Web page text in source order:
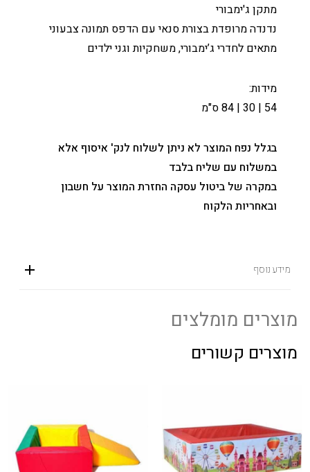
מתקן ג'ימבורי
נדנדה מרופדת בצורת סנאי עם הדפס תמונה צבעוני
מתאים לחדרי ג’ימבורי, משחקיות וגני ילדים
מידות:
54 | 30 | 84 ס"מ
בגלל נפח המוצר לא ניתן לשלוח לנק' איסוף אלא
במשלוח עם שליח בלבד
במקרה של ביטול עסקה החזרת המוצר על חשבון
ובאחריות הלקוח
מידע נוסף
מוצרים מומלצים
מוצרים קשורים